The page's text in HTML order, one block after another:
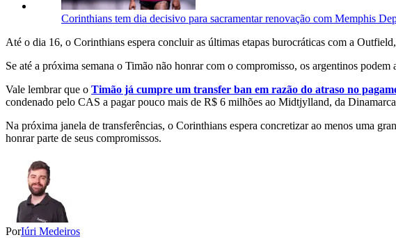
Corinthians tem dia decisivo para sacramentar renovação com Memphis
Até o dia 16, o Corinthians espera concluir as últimas etapas burocráticas com a
Se até a próxima semana o Timão não honrar com o compromisso, os argentinos
Vale lembrar que o Timão já cumpre um transfer ban em razão do atraso no
condenado pelo CAS a pagar pouco mais de R$ 6 milhões ao Midtjylland, da
Na próxima janela de transferências, o Corinthians espera concretizar ao menos uma
honrar parte de seus compromissos.
PorIúri Medeiros